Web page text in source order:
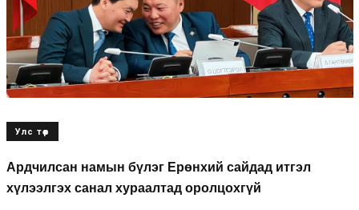
Улс төр
Ардчилсан намын бүлэг Ерөнхий сайдад итгэл
хүлээлгэх санал хураалтад оролцохгүй